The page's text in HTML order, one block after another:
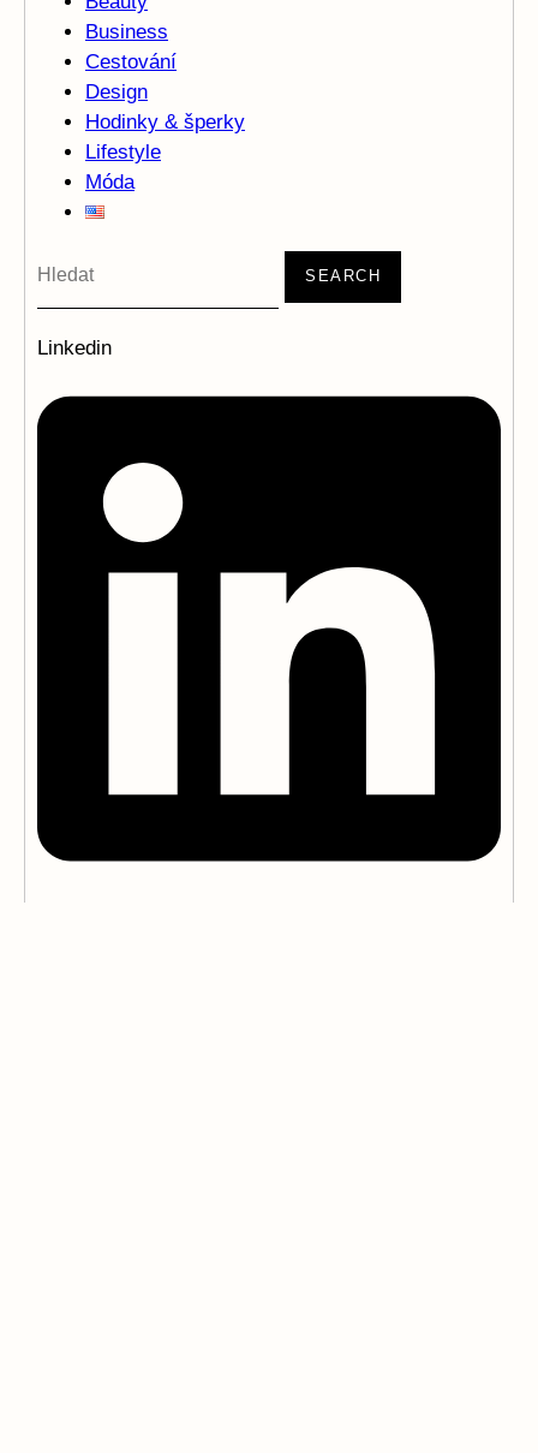
Business
Cestování
Design
Hodinky & šperky
Lifestyle
Móda
SEARCH
Linkedin